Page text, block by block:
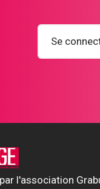
Se
l'association